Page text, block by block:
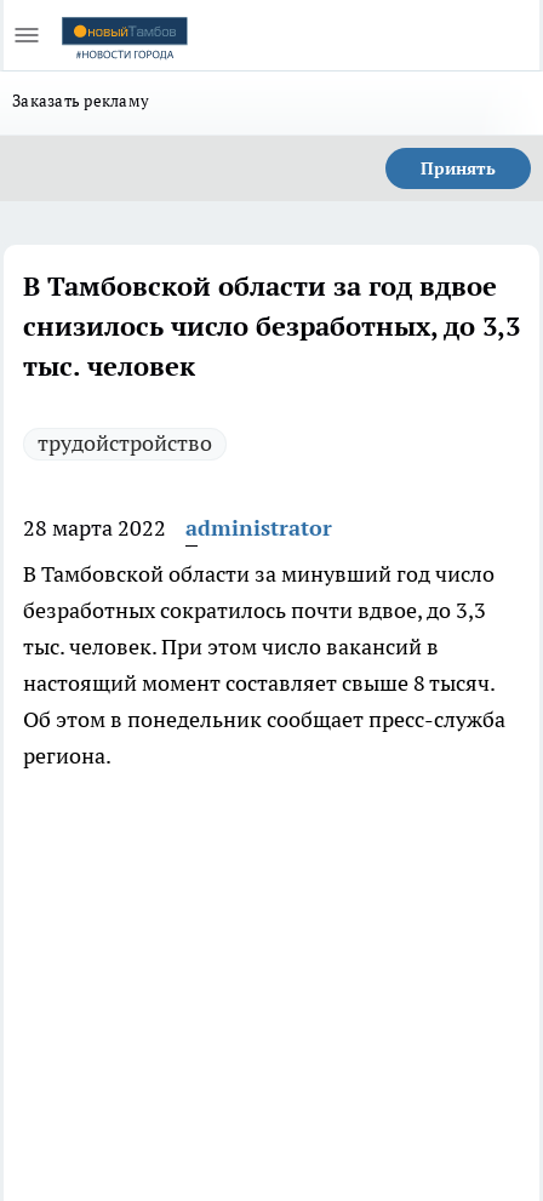
Заказать рекламу
Принять
В Тамбовской области за год вдвое
снизилось число безработных, до 3,3
тыс. человек
трудойстройство
28 марта 2022
administrator
В Тамбовской области за минувший год число
безработных сократилось почти вдвое, до 3,3
тыс. человек. При этом число вакансий в
настоящий момент составляет свыше 8 тысяч.
Об этом в понедельник сообщает пресс-служба
региона.